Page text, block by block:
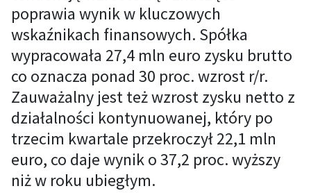
poprawia wynik w kluczowych
wskaźnikach finansowych. Spółka
wypracowała 27,4 mln euro zysku brutto
co oznacza ponad 30 proc. wzrost r/r.
Zauważalny jest też wzrost zysku netto z
działalności kontynuowanej, który po
trzecim kwartale przekroczył 22,1 mln
euro, co daje wynik o 37,2 proc. wyższy
niż w roku ubiegłym.